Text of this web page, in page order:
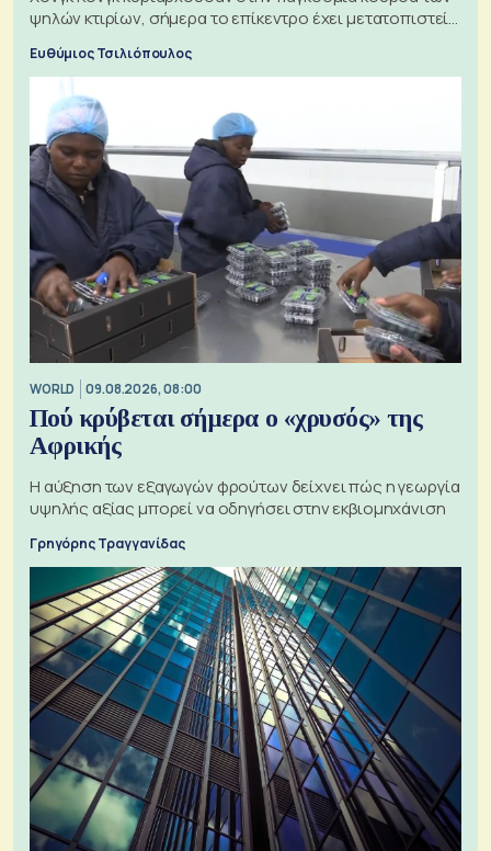
ψηλών κτιρίων, σήμερα το επίκεντρο έχει μετατοπιστεί
Ευθύμιος Τσιλιόπουλος
WORLD 09.08.2026, 08:00
Πού κρύβεται σήμερα ο «χρυσός» της
Αφρικής
Η αύξηση των εξαγωγών φρούτων δείχνει πώς η γεωργία
υψηλής αξίας μπορεί να οδηγήσει στην εκβιομηχάνιση
Γρηγόρης Τραγγανίδας